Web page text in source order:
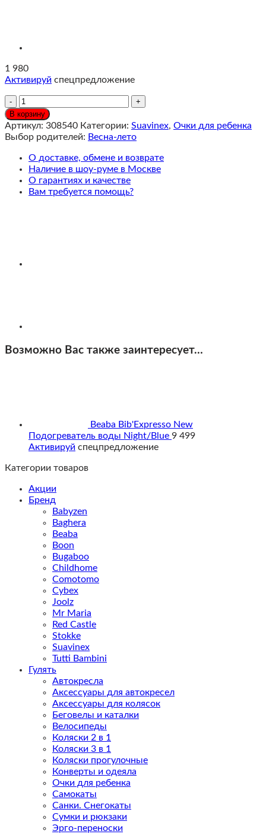
1 980
Активируй спецпредложение
Количество
Солнцезащитные
очки
Suavinex
24
мес
Розовые
В корзину
Артикул: 308540 Категории: Suavinex, Очки для ребенка
Выбор родителей: Весна-лето
О доставке, обмене и возврате
Наличие в шоу-руме в Москве
О гарантиях и качестве
Вам требуется помощь?
Возможно Вас также заинтересует…
Beaba Bib'Expresso New
Подогреватель воды Night/Blue 9 499
Активируй спецпредложение
Категории товаров
Акции
Бренд
Babyzen
Baghera
Beaba
Boon
Bugaboo
Childhome
Comotomo
Cybex
Joolz
Mr Maria
Red Castle
Stokke
Suavinex
Tutti Bambini
Гулять
Автокресла
Аксессуары для автокресел
Аксессуары для колясок
Беговелы и каталки
Велосипеды
Коляски 2 в 1
Коляски 3 в 1
Коляски прогулочные
Конверты и одеяла
Очки для ребенка
Самокаты
Санки. Снегокаты
Сумки и рюкзаки
Эрго-переноски